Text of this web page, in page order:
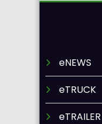
eNEWS
eTRUCK
eTRAILER